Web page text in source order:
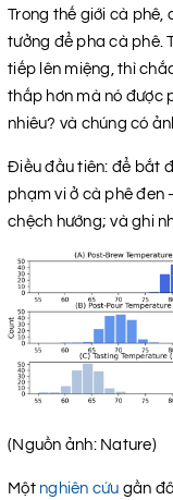
Trong thế giới cà phê,
tưởng để pha cà phê.
tiếp lên miệng, thì
thấp hơn mà nó được
nhiêu? và chúng có
Điều đầu tiên: để bắt
phạm vi ở cà phê
chệch hướng; và ghi
(Nguồn ảnh: Nature)
Một nghiên cứu gần